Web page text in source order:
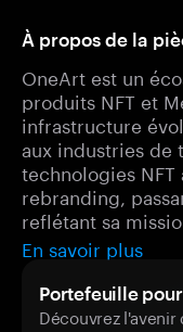
À propos de la
OneArt est un
produits NFT et
infrastructure
aux industries
technologies
rebranding,
reflétant sa
En savoir plus
Portefeuille
Découvrez l'avenir